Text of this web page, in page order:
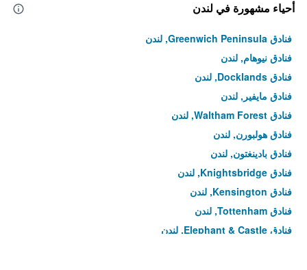
أحياء مشهورة في لندن
فنادق Greenwich Peninsula, لندن
فنادق نيوهام, لندن
فنادق Docklands, لندن
فنادق مايفير, لندن
فنادق Waltham Forest, لندن
فنادق هولبورن, لندن
فنادق بادينغتون, لندن
فنادق Knightsbridge, لندن
فنادق Kensington, لندن
فنادق Tottenham, لندن
فنادق Elephant & Castle, لندن